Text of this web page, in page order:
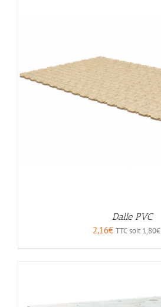
Dalle PVC
2,16€ TTC soit 1,80€